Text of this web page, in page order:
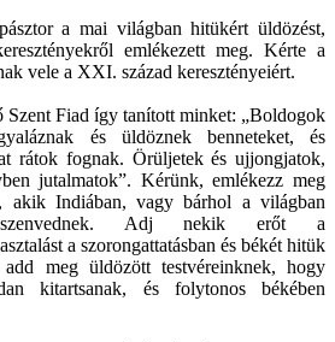
a mai világban hitükért üldözést,
emlékezett meg. Kérte a
vele a XXI. század keresztényeiért.
Szent Fiad így tanított minket: „Boldogok
és üldöznek benneteket, és
rátok fognak. Örüljetek és ujjongjatok,
jutalmatok”. Kérünk, emlékezz meg
akik Indiában, vagy bárhol a világban
szenvednek. Adj nekik erőt a
a szorongattatásban és békét hitük
meg üldözött testvéreinknek, hogy
kitartsanak, és folytonos békében